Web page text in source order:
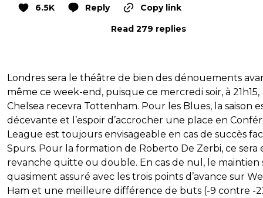
6.5K Reply
Copy link
Read 279 replies
Londres sera le théâtre de bien des dénouements
même ce week-end, puisque ce mercredi soir, à 21h15,
Chelsea recevra Tottenham. Pour les Blues, la saison
décevante et l’espoir d’accrocher une place en
League est toujours envisageable en cas de succès
Spurs. Pour la formation de Roberto De Zerbi, ce sera
revanche quitte ou double. En cas de nul, le maintien
quasiment assuré avec les trois points d’avance sur
Ham et une meilleure différence de buts (-9 contre -